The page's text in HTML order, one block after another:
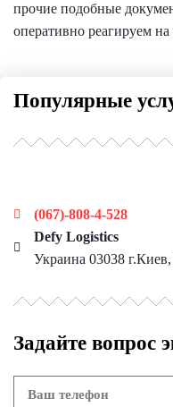
прочие подобные
оперативно реагируем
Популярные
(067)-808-4-528
Defy Logistics
Украина 03038
Задайте вопрос